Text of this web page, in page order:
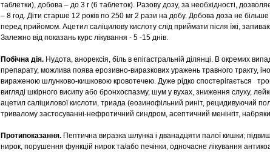
таблетки), добова – до 3 г (6 таблеток). Разову дозу, за необхідності,
– 8 год. Діти старше 12 років по 250 мг 2 рази на добу. Добова доза не
перед прийомом. Ацетил саліцилову кислоту слід приймати після їжі,
Залежно від показань курс лікування - 5 -15 днів.
Побічна дія. Нудота, анорексія, біль в епігастральній ділянці. В окремих
препарату, можлива поява ерозивно-виразкових уражень травного тракту,
вираженою шлунково-кишковою кровотечею. Дуже рідко спостерігається
вигляді шкірного висипу або бронхоспазму, шум у вухах, зниження слуху,
ацетил саліцилової кислоти, триада (еозинофільний риніт, рецидивуючий
тривалому застосуванні-нефротичний синдром, асептичний менінгіт,
Протипоказання. Пептична виразка шлунка і дванадцяти палої кишки;
нирок, порушення функцій нирок та/або печінки, одночасне лікування